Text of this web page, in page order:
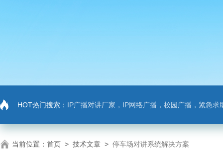
HOT热门搜索： IP广播对讲厂家，IP网络广播，校园广播，紧急求助，IP广播对讲系
当前位置： 首页 > 技术文章 > 停车场对讲系统解决方案